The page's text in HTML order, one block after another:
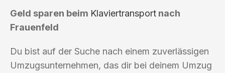
Geld sparen beim Klaviertransport nach
Frauenfeld
Du bist auf der Suche nach einem zuverlässigen
Umzugsunternehmen, das dir bei deinem Umzug